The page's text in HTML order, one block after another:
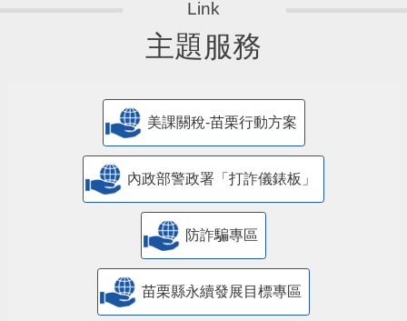
主題服務
美課關稅-苗栗行動方案
內政部警政署「打詐儀錶板」
防詐騙專區
苗栗縣永續發展目標專區